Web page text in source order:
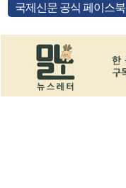
국제신문 공식 페이스북